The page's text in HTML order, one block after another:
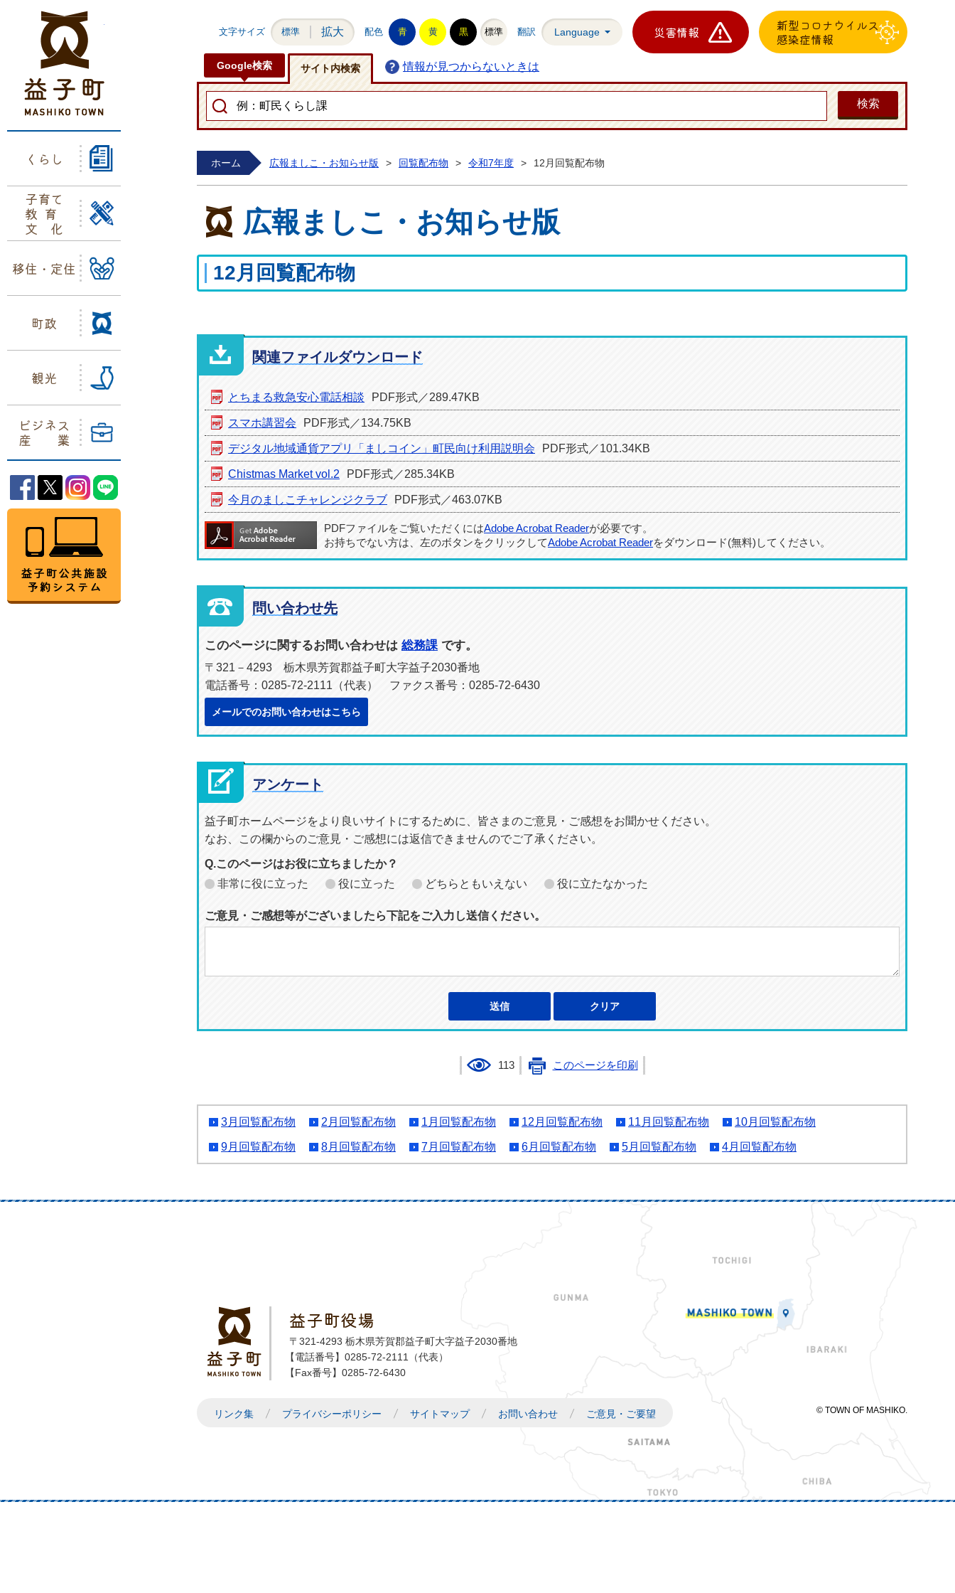
くらし
子育て
教育
文化
移住・定住
町政
観光
ビジネス
産業
益子町Facebook
益子町Twitter
益子町Instagram
文字サイズ 標準 拡大 配色 青 黄 黒 標準 翻訳 Language 災害情報
新型コロナウイルス
感染症情報
Google検索 サイト内検索 情報が見つからないときは
ホーム 広報ましこ・お知らせ版 > 回覧配布物 > 令和7年度 > 12月回覧配布物
広報ましこ・お知らせ版
12月回覧配布物
関連ファイルダウンロード
とちまる救急安心電話相談 PDF形式／289.47KB
スマホ講習会 PDF形式／134.75KB
デジタル地域通貨アプリ「ましコイン」町民向け利用説明会 PDF形式／101.34KB
Chistmas Market vol.2 PDF形式／285.34KB
今月のましこチャレンジクラブ PDF形式／463.07KB
PDFファイルをご覧いただくにはAdobe Acrobat Readerが必要です。
お持ちでない方は、左のボタンをクリックしてAdobe Acrobat Readerをダウンロード(無料)してください。
問い合わせ先
このページに関するお問い合わせは 総務課 です。
〒321－4293 栃木県芳賀郡益子町大字益子2030番地
電話番号：0285-72-2111（代表） ファクス番号：0285-72-6430
メールでのお問い合わせはこちら
アンケート
益子町ホームページをより良いサイトにするために、皆さまのご意見・ご感想をお聞かせください。
なお、この欄からのご意見・ご感想には返信できませんのでご了承ください。
Q.このページはお役に立ちましたか？
非常に役に立った
役に立った どちらともいえない 役に立たなかった
ご意見・ご感想等がございましたら下記をご入力し送信ください。
113 このページを印刷
3月回覧配布物 2月回覧配布物 1月回覧配布物 12月回覧配布物 11月回覧配布物 10月回覧配布物
9月回覧配布物 8月回覧配布物 7月回覧配布物 6月回覧配布物 5月回覧配布物 4月回覧配布物
益子町
益子町役場
〒321-4293 栃木県芳賀郡益子町大字益子2030番地
【電話番号】0285-72-2111（代表）
【Fax番号】0285-72-6430
リンク集 プライバシーポリシー サイトマップ お問い合わせ ご意見・ご要望 © TOWN OF MASHIKO.